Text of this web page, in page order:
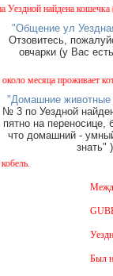
найдена кошечка
"Общение ул
Отзовитесь,
овчарки (у Вас
проживает кот.
"Домашние
№ 3 по Уездной
пятно на переносице,
что домашний -
знать"
Между
Был